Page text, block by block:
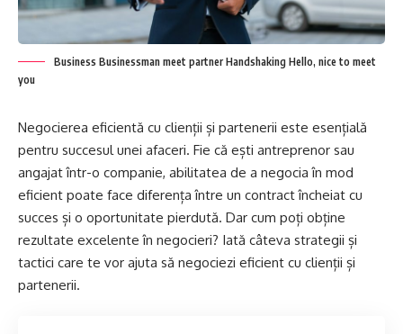
Business Businessman meet partner Handshaking Hello, nice to meet
you
Negocierea eficientă cu clienții și partenerii este esențială
pentru succesul unei afaceri. Fie că ești antreprenor sau
angajat într-o companie, abilitatea de a negocia în mod
eficient poate face diferența între un contract încheiat cu
succes și o oportunitate pierdută. Dar cum poți obține
rezultate excelente în negocieri? Iată câteva strategii și
tactici care te vor ajuta să negociezi eficient cu clienții și
partenerii.